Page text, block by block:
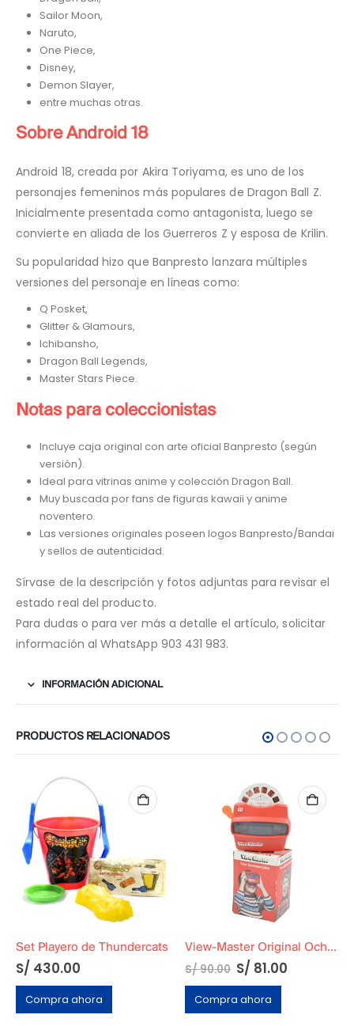
Sailor Moon,
Naruto,
One Piece,
Disney,
Demon Slayer,
entre muchas otras.
Sobre Android 18
Android 18, creada por Akira Toriyama, es uno de los
personajes femeninos más populares de Dragon Ball Z.
Inicialmente presentada como antagonista, luego se
convierte en aliada de los Guerreros Z y esposa de Krilin.
Su popularidad hizo que Banpresto lanzara múltiples
versiones del personaje en líneas como:
Q Posket,
Glitter & Glamours,
Ichibansho,
Dragon Ball Legends,
Master Stars Piece.
Notas para coleccionistas
Incluye caja original con arte oficial Banpresto (según
versión).
Ideal para vitrinas anime y colección Dragon Ball.
Muy buscada por fans de figuras kawaii y anime
noventero.
Las versiones originales poseen logos Banpresto/Bandai
y sellos de autenticidad.
Sírvase de la descripción y fotos adjuntas para revisar el
estado real del producto.
Para dudas o para ver más a detalle el artículo, solicitar
información al WhatsApp 903 431 983.
INFORMACIÓN ADICIONAL
PRODUCTOS RELACIONADOS
Set Playero de Thundercats
S/ 430.00
Compra ahora
View-Master Original Ochentero En Caja / Nuevo
S/90.00 S/ 81.00
Compra ahora